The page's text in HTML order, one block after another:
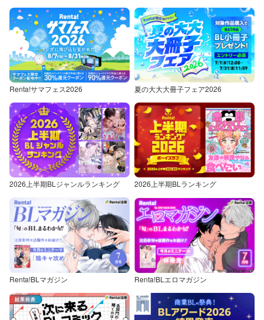
Renta!サマフェス2026 夏の大大大冊子フェア2026
2026上半期BLジャンルランキング 2026上半期BLランキング
Renta!BLマガジン Renta!BLエロマガジン